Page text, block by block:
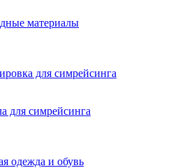
материалы
для симрейсинга
для симрейсинга
одежда и обувь